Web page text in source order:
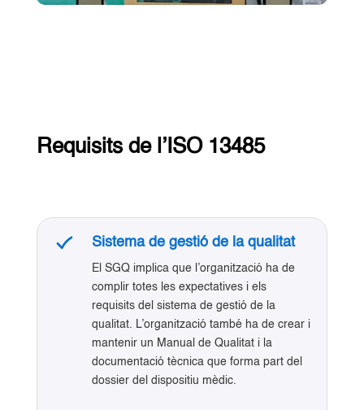
Requisits de l’ISO 13485
Sistema de gestió de la qualitat
El SGQ implica que l’organització ha de
complir totes les expectatives i els
requisits del sistema de gestió de la
qualitat. L’organització també ha de crear i
mantenir un Manual de Qualitat i la
documentació tècnica que forma part del
dossier del dispositiu mèdic.